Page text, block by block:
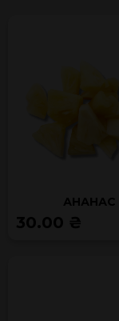
АНАНАС
30.00 ₴